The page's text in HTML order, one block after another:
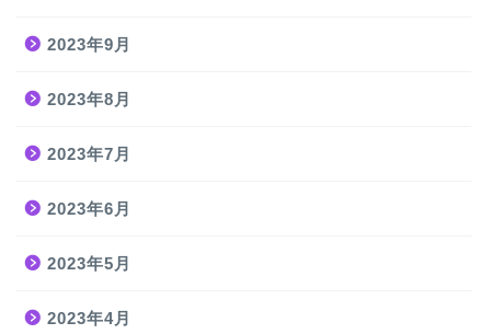
2023年9月
2023年8月
2023年7月
2023年6月
2023年5月
2023年4月